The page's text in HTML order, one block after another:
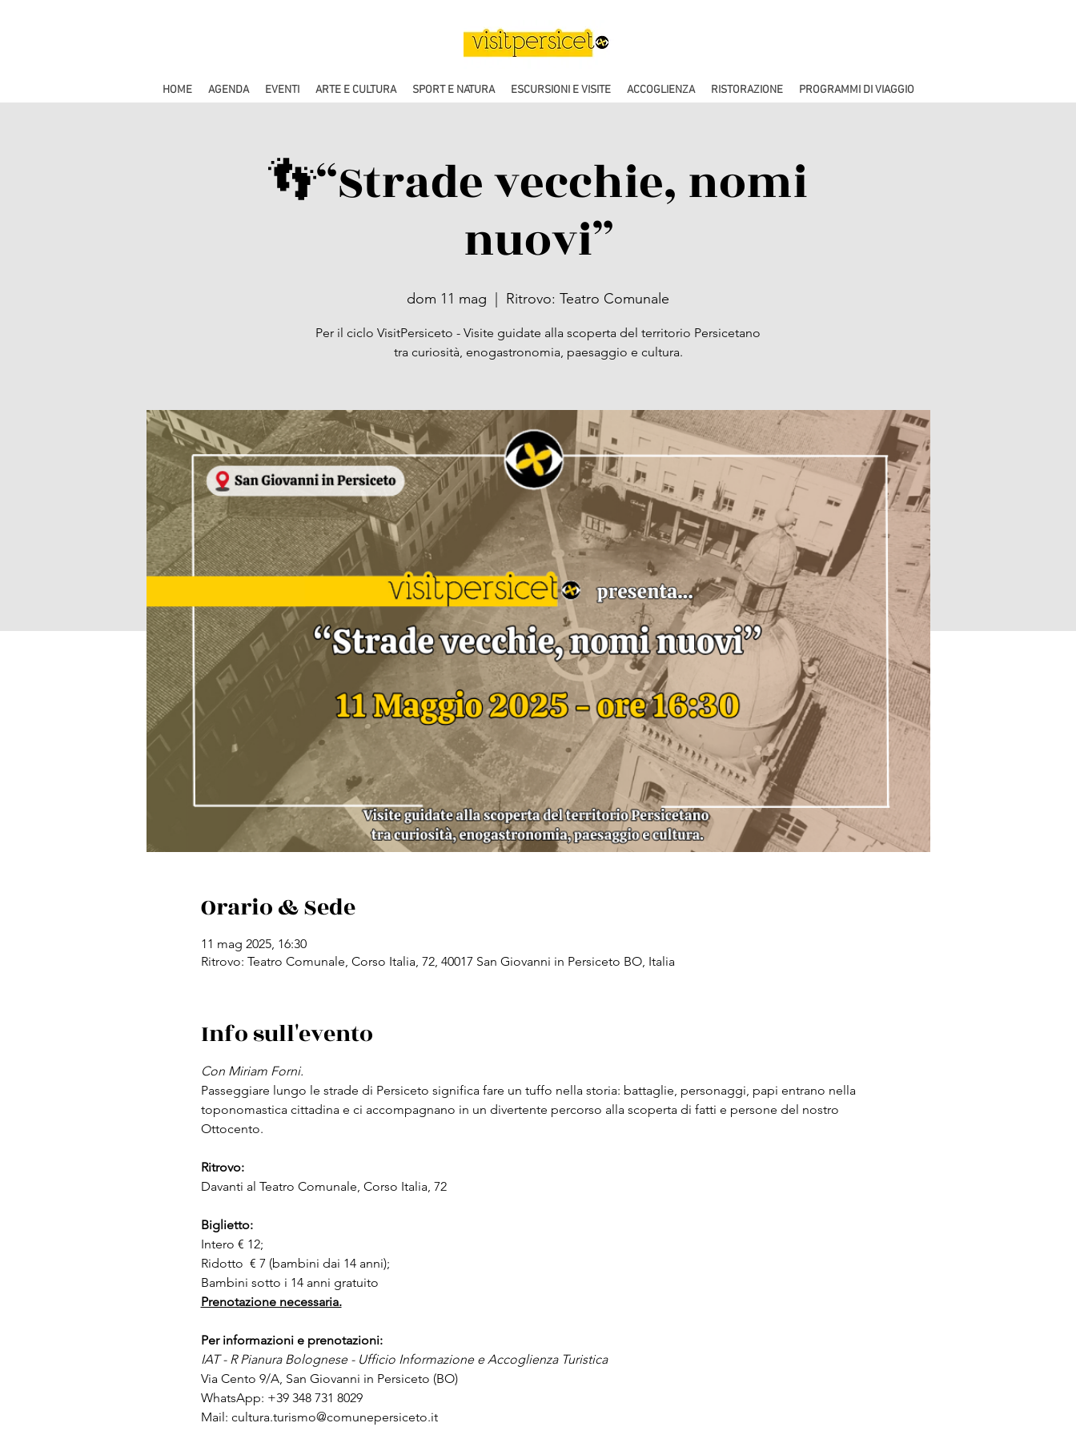
HOME AGENDA EVENTI ARTE E CULTURA SPORT E NATURA ESCURSIONI E VISITE ACCOGLIENZA RISTORAZIONE PROGRAMMI DI VIAGGIO
👣​“Strade vecchie, nomi
nuovi”
dom 11 mag Ritrovo: Teatro Comunale
Per il ciclo VisitPersiceto - Visite guidate alla scoperta del territorio Persicetano
tra curiosità, enogastronomia, paesaggio e cultura.
Orario & Sede
11 mag 2025, 16:30
Ritrovo: Teatro Comunale, Corso Italia, 72, 40017 San Giovanni in Persiceto BO, Italia
Info sull'evento
Con Miriam Forni.
Passeggiare lungo le strade di Persiceto significa fare un tuffo nella storia: battaglie, personaggi, papi entrano nella
toponomastica cittadina e ci accompagnano in un divertente percorso alla scoperta di fatti e persone del nostro
Ottocento.
Ritrovo:
Davanti al Teatro Comunale, Corso Italia, 72
Biglietto:
Intero € 12;
Ridotto  € 7 (bambini dai 14 anni);
Bambini sotto i 14 anni gratuito
Prenotazione necessaria.
Per informazioni e prenotazioni:
IAT - R Pianura Bolognese - Ufficio Informazione e Accoglienza Turistica
Via Cento 9/A, San Giovanni in Persiceto (BO)
WhatsApp: +39 348 731 8029
Mail: cultura.turismo@comunepersiceto.it